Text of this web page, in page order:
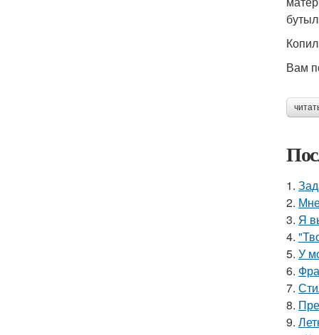
Вам
1.
2.
3. Я
4.
5. У
6.
7.
8.
9.